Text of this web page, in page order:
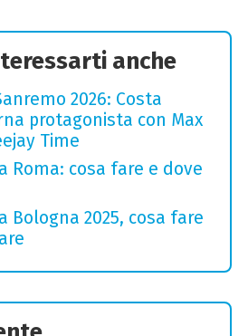
anche
2026: Costa
protagonista con Max
Time
Roma: cosa fare e dove
Bologna 2025, cosa fare